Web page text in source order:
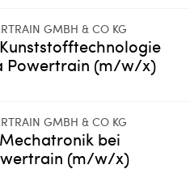
GMBH & CO KG
Powertrain (m/w/x)
GMBH & CO KG
bei
(m/w/x)